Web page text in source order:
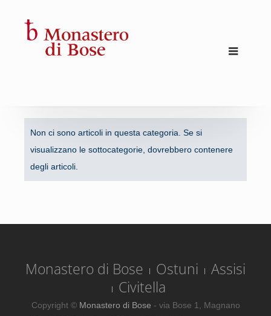
Non ci sono articoli in questa categoria. Se si
visualizzano le sottocategorie, dovrebbero contenere
degli articoli.
Monastero di Bose Ostuni
Assisi
Civitella
Copyright © Monastero di Bose - via Bose 1, Magnano